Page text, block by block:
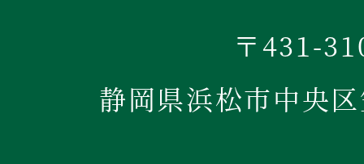
〒431-
静岡県浜松市中央